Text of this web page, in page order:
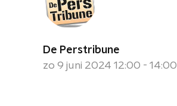
De Perstribune
zo 9 juni 2024 12:00 - 14:00